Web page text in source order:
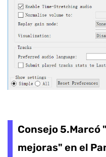
Consejo
mejoras" en el